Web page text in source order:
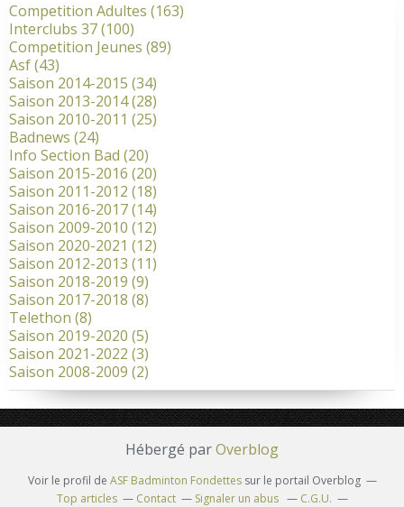
Competition Adultes (163)
Interclubs 37(100)
Competition Jeunes (89)
Asf(43)
Saison 2014-2015 (34)
Saison 2013-2014(28)
Saison 2010-2011 (25)
Badnews (24)
Info Section Bad (20)
Saison 2015-2016 (20)
Saison 2011-2012 (18)
Saison 2016-2017(14)
Saison 2009-2010 (12)
Saison 2020-2021 (12)
Saison 2012-2013 (11)
Saison 2018-2019 (9)
Saison 2017-2018 (8)
Telethon (8)
Saison 2019-2020 (5)
Saison 2021-2022 (3)
Saison 2008-2009 (2)
Hébergé parOverblog
Voir le profil de ASF Badminton Fondettessur le portail Overblog
Top articles
Contact Signaler un abus C.G.U.